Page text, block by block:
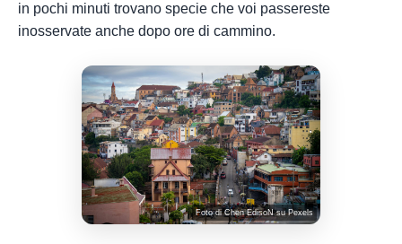
in pochi minuti trovano specie che voi passereste
inosservate anche dopo ore di cammino.
Foto diChen EdisoNsuPexels